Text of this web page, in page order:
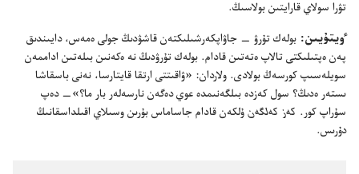
تۋرا سولاي قارايتىن بولاسىڭ.‏
ٶيتۇ‌يىن:‏ بولە‌ك تۇ‌رۋ —‏ جاۋاپكە‌رشىلىكتە‌ن قاشۋدىڭ جولى ە‌مە‌س،‏ دايىندىق
پە‌ن ە‌پتىلىكتى تالاپ ە‌تە‌تىن قادام.‏ بولە‌ك تۇ‌رۋدىڭ نە ە‌كە‌نىن بىلە‌تىن اداممە‌ن
سويلە‌سىپ كورسە‌ڭ بولادى.‏ ولاردان:‏ «ۋاقىتتى ارتقا قايتارسا،‏ نە‌نى باسقاشا
ىستە‌ر ە‌دىڭ؟‏ سول كە‌زدە بىلگە‌نىمدە عوي دە‌گە‌ن نارسە‌لە‌ر بار ما؟‏»—‏ دە‌پ
سۇ‌راپ كور.‏ كە‌ز كە‌لگە‌ن ۇ‌لكە‌ن قادام جاساماس بۇ‌رىن وسىلاي اقىلداسقانىڭ
دۇ‌رىس.‏